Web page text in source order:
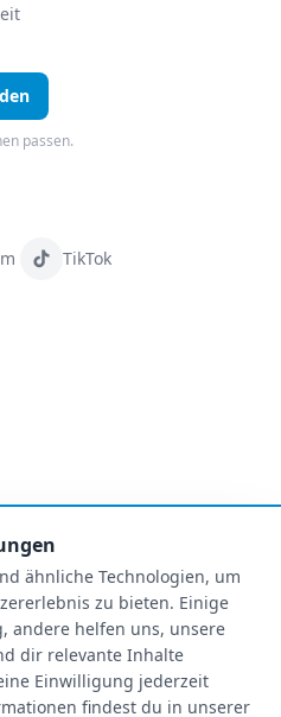
passen.
TikTok
ähnliche Technologien, um
zu bieten. Einige
andere helfen uns, unsere
dir relevante Inhalte
Einwilligung jederzeit
findest du in unserer